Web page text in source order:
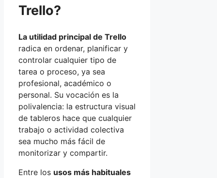
Trello?
La utilidad principal de Trello
radica en ordenar, planificar y
controlar cualquier tipo de
tarea o proceso, ya sea
profesional, académico o
personal. Su vocación es la
polivalencia: la estructura visual
de tableros hace que cualquier
trabajo o actividad colectiva
sea mucho más fácil de
monitorizar y compartir.
Entre los usos más habituales